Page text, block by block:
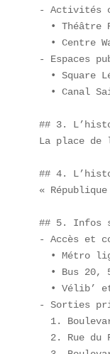
- Activités
• Théâtre
• Centre
- Espaces
• Square
• Canal
## 3.
La place de
## 4.
«
## 5. Infos
- Accès et
• Métro
• Bus 20,
• Vélib’
- Sorties
1.
2. Rue du